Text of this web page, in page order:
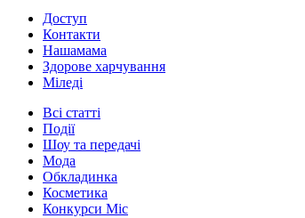
Доступ
Контакти
Нашамама
Здорове харчування
Міледі
Всі статті
Події
Шоу та передачі
Мода
Обкладинка
Косметика
Конкурси Міс